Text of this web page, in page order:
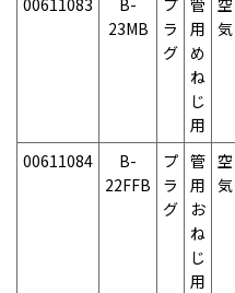
23MB
ラ
グ
用
め
ね
じ
用
気
00611084
B-
22FFB
プ
ラ
グ
管
用
お
ね
じ
用
空
気